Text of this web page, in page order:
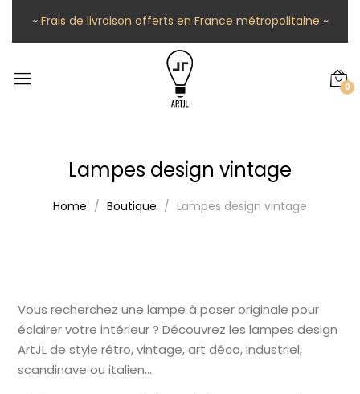
~ Frais de livraison offerts en France métropolitaine ~
0
Lampes design vintage
Home Boutique Lampes design vintage
Vous recherchez une lampe à poser originale pour
éclairer votre intérieur ? Découvrez les lampes design
ArtJL de style rétro, vintage, art déco, industriel,
scandinave ou italien…